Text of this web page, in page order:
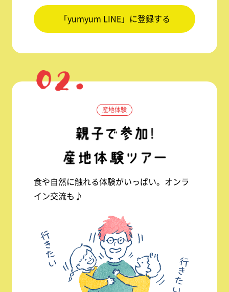
「yumyum LINE」に登録する
産地体験
食や自然に触れる体験がいっぱい。オンラ
イン交流も♪